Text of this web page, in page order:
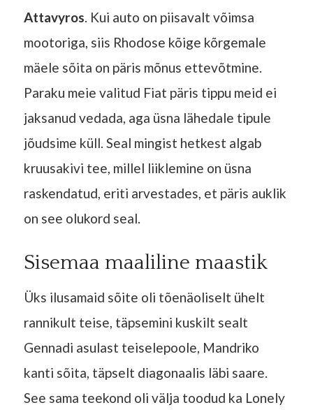
Attavyros. Kui auto on piisavalt võimsa
mootoriga, siis Rhodose kõige kõrgemale
mäele sõita on päris mõnus ettevõtmine.
Paraku meie valitud Fiat päris tippu meid ei
jaksanud vedada, aga üsna lähedale tipule
jõudsime küll. Seal mingist hetkest algab
kruusakivi tee, millel liiklemine on üsna
raskendatud, eriti arvestades, et päris auklik
on see olukord seal.
Sisemaa maaliline maastik
Üks ilusamaid sõite oli tõenäoliselt ühelt
rannikult teise, täpsemini kuskilt sealt
Gennadi asulast teiselepoole, Mandriko
kanti sõita, täpselt diagonaalis läbi saare.
See sama teekond oli välja toodud ka Lonely